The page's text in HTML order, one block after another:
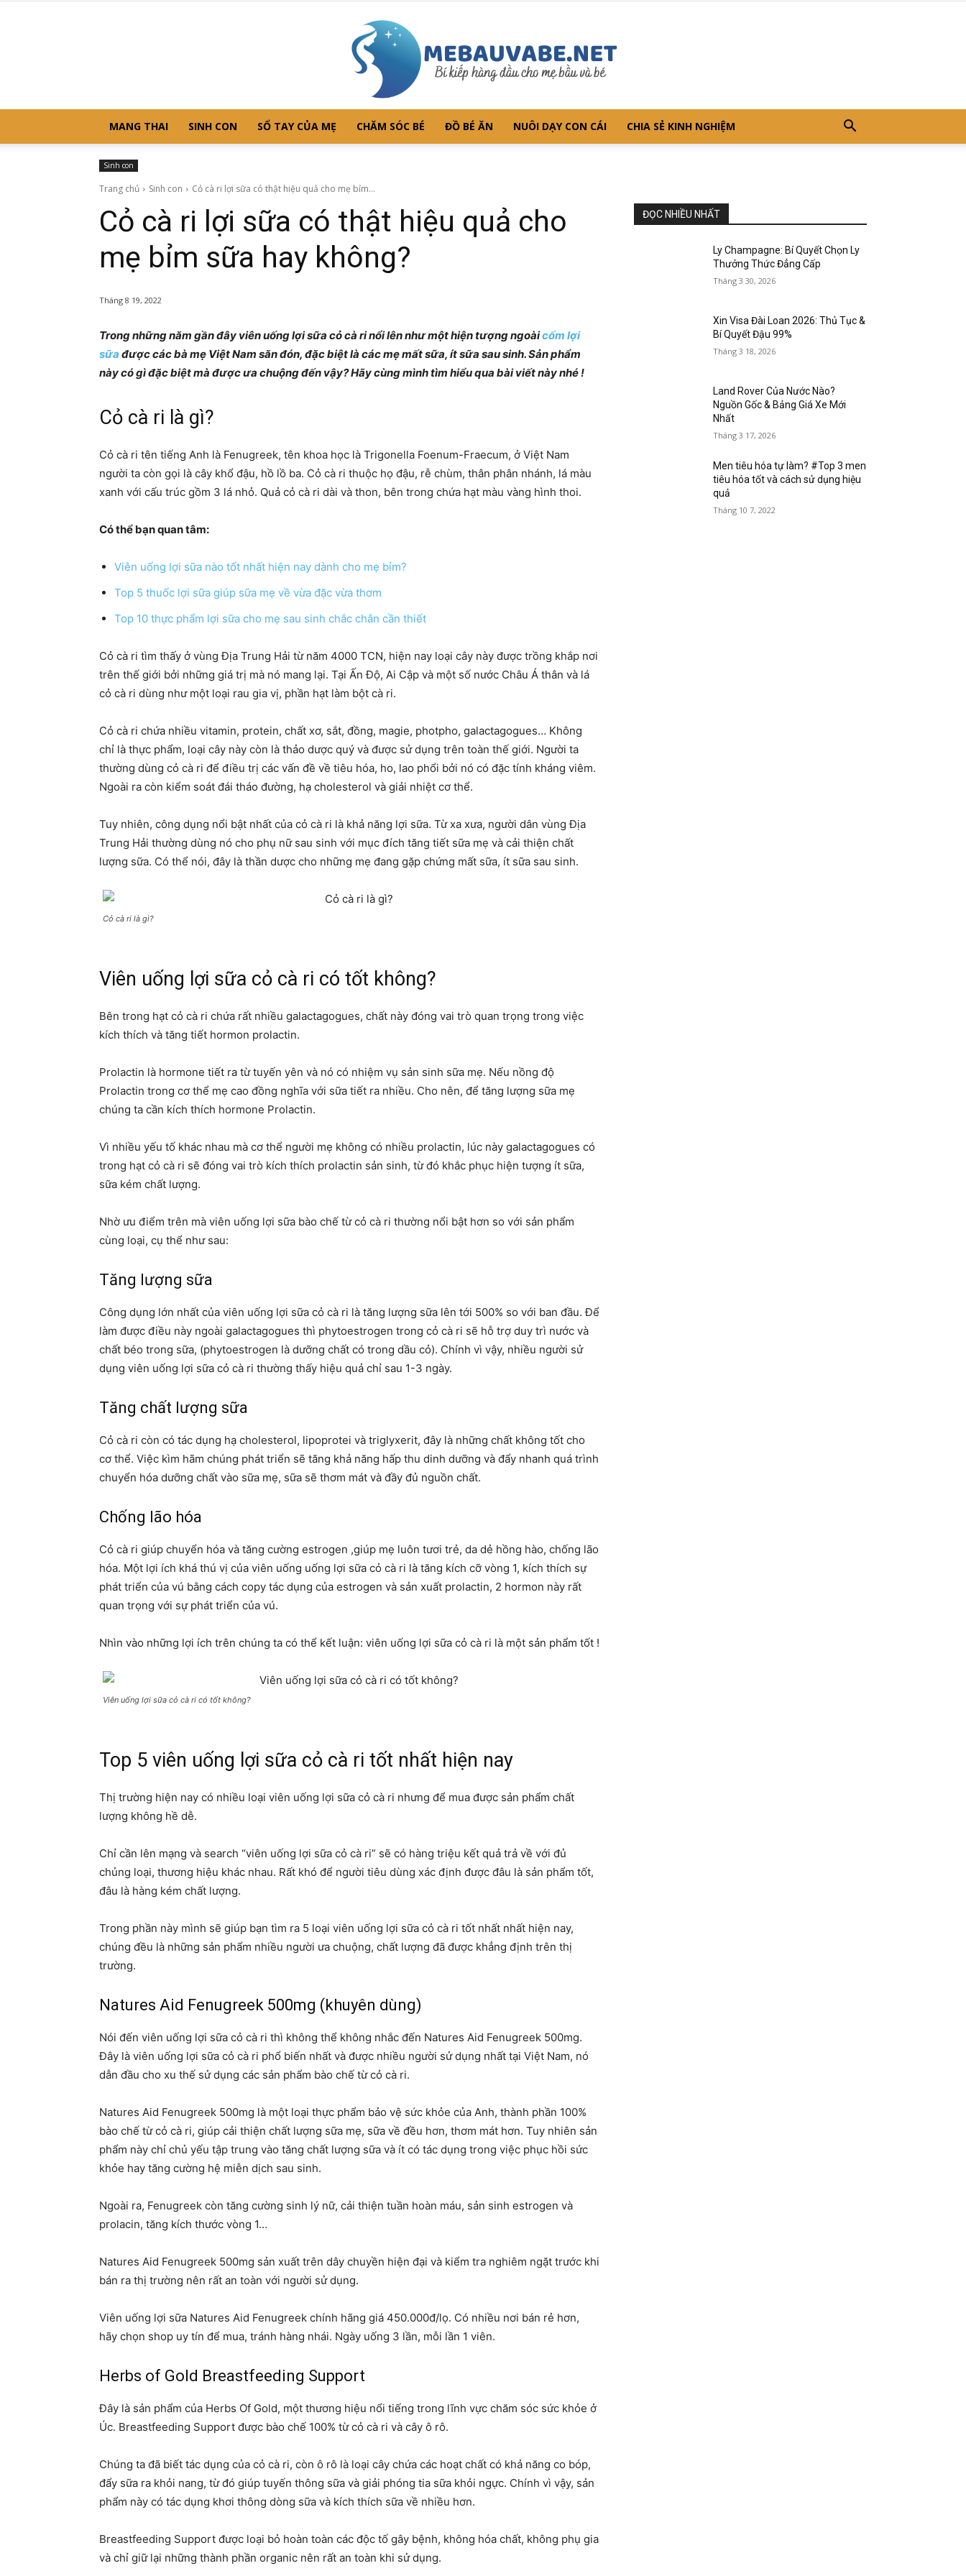
Chia
và
MANG THAI SINH CON SỔ TAY CỦA MẸ CHĂM SÓC BÉ ĐỒ BÉ ĂN NUÔI DẠY CON CÁI CHIA SẺ KINH NGHIỆM
Sinh con
Trang chủ Sinh con Cỏ cà ri lợi sữa có thật hiệu quả cho mẹ bỉm...
Cỏ cà ri lợi sữa có thật hiệu quả cho
mẹ bỉm sữa hay không?
Tháng 8 19, 2022
Trong những năm gần đây viên uống lợi sữa cỏ cà ri nổi lên như một hiện tượng ngoàicốm lợi
sữa được các bà mẹ Việt Nam săn đón, đặc biệt là các mẹ mất sữa, ít sữa sau sinh. Sản phẩm
này có gì đặc biệt mà được ưa chuộng đến vậy? Hãy cùng mình tìm hiểu qua bài viết này nhé !
Cỏ cà ri là gì?
Cỏ cà ri tên tiếng Anh là Fenugreek, tên khoa học là Trigonella Foenum-Fraecum, ở Việt Nam
người ta còn gọi là cây khổ đậu, hồ lồ ba. Cỏ cà ri thuộc họ đậu, rễ chùm, thân phân nhánh, lá màu
xanh với cấu trúc gồm 3 lá nhỏ. Quả cỏ cà ri dài và thon, bên trong chứa hạt màu vàng hình thoi.
Có thể bạn quan tâm:
Viên uống lợi sữa nào tốt nhất hiện nay dành cho mẹ bỉm?
Top 5 thuốc lợi sữa giúp sữa mẹ về vừa đặc vừa thơm
Top 10 thực phẩm lợi sữa cho mẹ sau sinh chắc chắn cần thiết
Cỏ cà ri tìm thấy ở vùng Địa Trung Hải từ năm 4000 TCN, hiện nay loại cây này được trồng khắp nơi
trên thế giới bởi những giá trị mà nó mang lại. Tại Ấn Độ, Ai Cập và một số nước Châu Á thân và lá
cỏ cà ri dùng như một loại rau gia vị, phần hạt làm bột cà ri.
Cỏ cà ri chứa nhiều vitamin, protein, chất xơ, sắt, đồng, magie, photpho, galactagogues… Không
chỉ là thực phẩm, loại cây này còn là thảo dược quý và được sử dụng trên toàn thế giới. Người ta
thường dùng cỏ cà ri để điều trị các vấn đề về tiêu hóa, ho, lao phổi bởi nó có đặc tính kháng viêm.
Ngoài ra còn kiểm soát đái tháo đường, hạ cholesterol và giải nhiệt cơ thể.
Tuy nhiên, công dụng nổi bật nhất của cỏ cà ri là khả năng lợi sữa. Từ xa xưa, người dân vùng Địa
Trung Hải thường dùng nó cho phụ nữ sau sinh với mục đích tăng tiết sữa mẹ và cải thiện chất
lượng sữa. Có thể nói, đây là thần dược cho những mẹ đang gặp chứng mất sữa, ít sữa sau sinh.
Cỏ cà ri là gì?
Viên uống lợi sữa cỏ cà ri có tốt không?
Bên trong hạt cỏ cà ri chứa rất nhiều galactagogues, chất này đóng vai trò quan trọng trong việc
kích thích và tăng tiết hormon prolactin.
Prolactin là hormone tiết ra từ tuyến yên và nó có nhiệm vụ sản sinh sữa mẹ. Nếu nồng độ
Prolactin trong cơ thể mẹ cao đồng nghĩa với sữa tiết ra nhiều. Cho nên, để tăng lượng sữa mẹ
chúng ta cần kích thích hormone Prolactin.
Vì nhiều yếu tố khác nhau mà cơ thể người mẹ không có nhiều prolactin, lúc này galactagogues có
trong hạt cỏ cà ri sẽ đóng vai trò kích thích prolactin sản sinh, từ đó khắc phục hiện tượng ít sữa,
sữa kém chất lượng.
Nhờ ưu điểm trên mà viên uống lợi sữa bào chế từ cỏ cà ri thường nổi bật hơn so với sản phẩm
cùng loại, cụ thể như sau:
Tăng lượng sữa
Công dụng lớn nhất của viên uống lợi sữa cỏ cà ri là tăng lượng sữa lên tới 500% so với ban đầu. Để
làm được điều này ngoài galactagogues thì phytoestrogen trong cỏ cà ri sẽ hỗ trợ duy trì nước và
chất béo trong sữa, (phytoestrogen là dưỡng chất có trong dầu cỏ). Chính vì vậy, nhiều người sử
dụng viên uống lợi sữa cỏ cà ri thường thấy hiệu quả chỉ sau 1-3 ngày.
Tăng chất lượng sữa
Cỏ cà ri còn có tác dụng hạ cholesterol, lipoprotei và triglyxerit, đây là những chất không tốt cho
cơ thể. Việc kìm hãm chúng phát triển sẽ tăng khả năng hấp thu dinh dưỡng và đẩy nhanh quá trình
chuyển hóa dưỡng chất vào sữa mẹ, sữa sẽ thơm mát và đầy đủ nguồn chất.
Chống lão hóa
Cỏ cà ri giúp chuyển hóa và tăng cường estrogen ,giúp mẹ luôn tươi trẻ, da dẻ hồng hào, chống lão
hóa. Một lợi ích khá thú vị của viên uống uống lợi sữa cỏ cà ri là tăng kích cỡ vòng 1, kích thích sự
phát triển của vú bằng cách copy tác dụng của estrogen và sản xuất prolactin, 2 hormon này rất
quan trọng với sự phát triển của vú.
Nhìn vào những lợi ích trên chúng ta có thể kết luận: viên uống lợi sữa cỏ cà ri là một sản phẩm tốt !
Viên uống lợi sữa cỏ cà ri có tốt không?
Top 5 viên uống lợi sữa cỏ cà ri tốt nhất hiện nay
Thị trường hiện nay có nhiều loại viên uống lợi sữa cỏ cà ri nhưng để mua được sản phẩm chất
lượng không hề dễ.
Chỉ cần lên mạng và search “viên uống lợi sữa cỏ cà ri” sẽ có hàng triệu kết quả trả về với đủ
chủng loại, thương hiệu khác nhau. Rất khó để người tiêu dùng xác định được đâu là sản phẩm tốt,
đâu là hàng kém chất lượng.
Trong phần này mình sẽ giúp bạn tìm ra 5 loại viên uống lợi sữa cỏ cà ri tốt nhất nhất hiện nay,
chúng đều là những sản phẩm nhiều người ưa chuộng, chất lượng đã được khẳng định trên thị
trường.
Natures Aid Fenugreek 500mg (khuyên dùng)
Nói đến viên uống lợi sữa cỏ cà ri thì không thể không nhắc đến Natures Aid Fenugreek 500mg.
Đây là viên uống lợi sữa cỏ cà ri phổ biến nhất và được nhiều người sử dụng nhất tại Việt Nam, nó
dẫn đầu cho xu thế sử dụng các sản phẩm bào chế từ cỏ cà ri.
Natures Aid Fenugreek 500mg là một loại thực phẩm bảo vệ sức khỏe của Anh, thành phần 100%
bào chế từ cỏ cà ri, giúp cải thiện chất lượng sữa mẹ, sữa về đều hơn, thơm mát hơn. Tuy nhiên sản
phẩm này chỉ chủ yếu tập trung vào tăng chất lượng sữa và ít có tác dụng trong việc phục hồi sức
khỏe hay tăng cường hệ miễn dịch sau sinh.
Ngoài ra, Fenugreek còn tăng cường sinh lý nữ, cải thiện tuần hoàn máu, sản sinh estrogen và
prolacin, tăng kích thước vòng 1…
Natures Aid Fenugreek 500mg sản xuất trên dây chuyền hiện đại và kiểm tra nghiêm ngặt trước khi
bán ra thị trường nên rất an toàn với người sử dụng.
Viên uống lợi sữa Natures Aid Fenugreek chính hãng giá 450.000đ/lọ. Có nhiều nơi bán rẻ hơn,
hãy chọn shop uy tín để mua, tránh hàng nhái. Ngày uống 3 lần, mỗi lần 1 viên.
Herbs of Gold Breastfeeding Support
Đây là sản phẩm của Herbs Of Gold, một thương hiệu nổi tiếng trong lĩnh vực chăm sóc sức khỏe ở
Úc. Breastfeeding Support được bào chế 100% từ cỏ cà ri và cây ô rô.
Chúng ta đã biết tác dụng của cỏ cà ri, còn ô rô là loại cây chứa các hoạt chất có khả năng co bóp,
đẩy sữa ra khỏi nang, từ đó giúp tuyến thông sữa và giải phóng tia sữa khỏi ngực. Chính vì vậy, sản
phẩm này có tác dụng khơi thông dòng sữa và kích thích sữa về nhiều hơn.
Breastfeeding Support được loại bỏ hoàn toàn các độc tố gây bệnh, không hóa chất, không phụ gia
và chỉ giữ lại những thành phần organic nên rất an toàn khi sử dụng.
ĐỌC NHIỀU NHẤT
Ly Champagne: Bí Quyết Chọn Ly
Thưởng Thức Đẳng Cấp
Tháng 3 30, 2026
Xin Visa Đài Loan 2026: Thủ Tục &
Bí Quyết Đậu 99%
Tháng 3 18, 2026
Land Rover Của Nước Nào?
Nguồn Gốc & Bảng Giá Xe Mới
Nhất
Tháng 3 17, 2026
Men tiêu hóa tự làm? #Top 3 men
tiêu hóa tốt và cách sử dụng hiệu
quả
Tháng 10 7, 2022